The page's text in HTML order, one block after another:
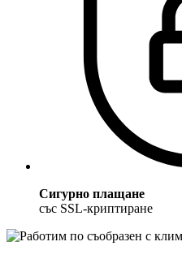
Сигурно плащане
със SSL-криптиране